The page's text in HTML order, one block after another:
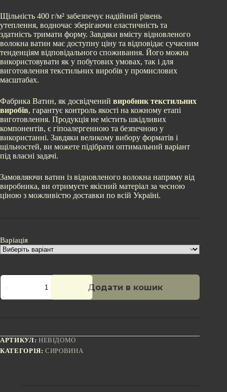
Щільність 400 г/м² забезпечує надійний рівень
утеплення, водночас зберігаючи еластичність та
здатність тримати форму. Завдяки вмісту відновленого
волокна ватин має доступну ціну та відповідає сучасним
тенденціям відповідального споживання. Його можна
використовувати як у побутових умовах, так і для
виготовлення текстильних виробів у промислових
масштабах.
Фабрика Ватин, як досвідчений виробник текстильних
виробів, гарантує контроль якості на кожному етапі
виготовлення. Продукція не містить шкідливих
компонентів, є гіпоалергенною та безпечною у
використанні. Завдяки великому вибору форматів і
щільностей, ви можете підібрати оптимальний варіант
під власні задачі.
Замовляючи ватин із відновленого волокна напряму від
виробника, ви отримуєте якісний матеріал за чесною
ціною з можливістю доставки по всій Україні.
Варіація
Ватин
відновленого
кількість
Додати в кошик
АРТИКУЛ: НЕВІДОМО
КАТЕГОРІЯ:СИРОВИНА